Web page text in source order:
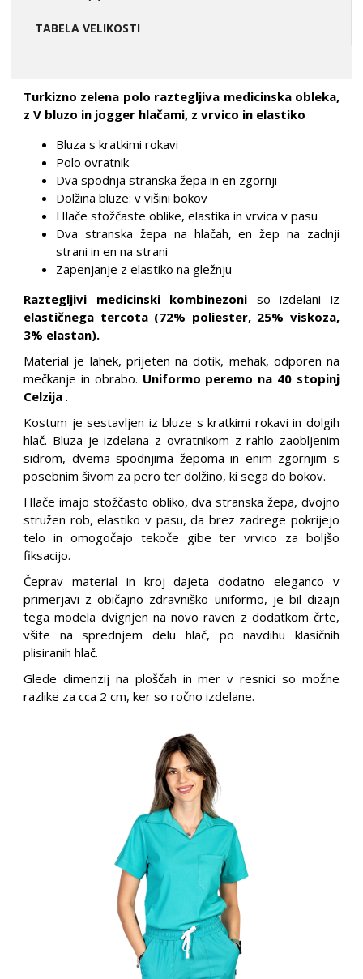
TABELA VELIKOSTI
Turkizno zelena polo raztegljiva medicinska obleka,
z V bluzo in jogger hlačami, z vrvico in elastiko
Bluza s kratkimi rokavi
Polo ovratnik
Dva spodnja stranska žepa in en zgornji
Dolžina bluze: v višini bokov
Hlače stožčaste oblike, elastika in vrvica v pasu
Dva stranska žepa na hlačah, en žep na zadnji
strani in en na strani
Zapenjanje z elastiko na gležnju
Raztegljivi medicinski kombinezoni so izdelani iz
elastičnega tercota (72% poliester, 25% viskoza,
3% elastan).
Material je lahek, prijeten na dotik, mehak, odporen na
mečkanje in obrabo. Uniformo peremo na 40 stopinj
Celzija .
Kostum je sestavljen iz bluze s kratkimi rokavi in dolgih
hlač. Bluza je izdelana z ovratnikom z rahlo zaobljenim
sidrom, dvema spodnjima žepoma in enim zgornjim s
posebnim šivom za pero ter dolžino, ki sega do bokov.
Hlače imajo stožčasto obliko, dva stranska žepa, dvojno
stružen rob, elastiko v pasu, da brez zadrege pokrijejo
telo in omogočajo tekoče gibe ter vrvico za boljšo
fiksacijo.
Čeprav material in kroj dajeta dodatno eleganco v
primerjavi z običajno zdravniško uniformo, je bil dizajn
tega modela dvignjen na novo raven z dodatkom črte,
všite na sprednjem delu hlač, po navdihu klasičnih
plisiranih hlač.
Glede dimenzij na ploščah in mer v resnici so možne
razlike za cca 2 cm, ker so ročno izdelane.